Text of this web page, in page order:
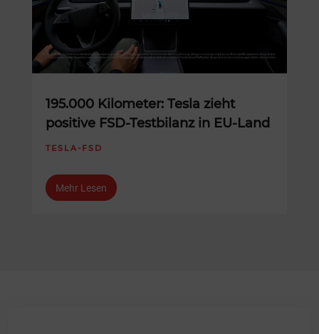
195.000 Kilometer: Tesla zieht
positive FSD-Testbilanz in EU-Land
TESLA-FSD
Mehr Lesen